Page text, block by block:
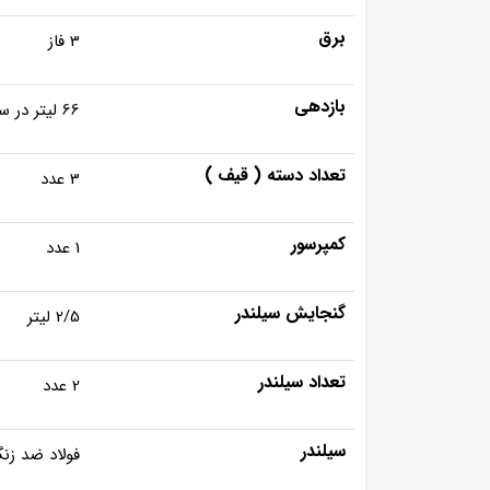
برق 3 فاز
بازدهی 66 لیتر در ساعت
تعداد دسته ( قیف ) 3 عدد
کمپرسور 1 عدد
گنجایش سیلندر 2/5 لیتر
تعداد سیلندر 2 عدد
سیلندر فولاد ضد